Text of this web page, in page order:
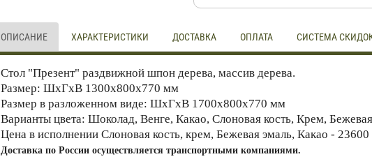
ОПИСАНИЕ ХАРАКТЕРИСТИКИ ДОСТАВКА ОПЛАТА СИСТЕМА
Стол "Презент" раздвижной шпон дерева, массив дерева.
Размер: ШхГхВ 1300х800х770 мм
Размер в разложенном виде: ШхГхВ 1700х800х770 мм
Варианты цвета: Шоколад, Венге, Какао, Слоновая кость, Крем,
Цена в исполнении Слоновая кость, крем, Бежевая эмаль, Какао - 23600
Доставка по России осуществляется транспортными компаниями.